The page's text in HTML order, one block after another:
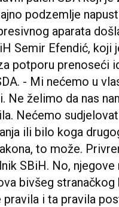
podzemlje
aparata
Semir Efendić, koji
potporu prenoseći
- Mi nećemo u
Ne želimo da nas
Nećemo
ili bilo koga
to može.
SBiH. No,
bivšeg
i ta pravila